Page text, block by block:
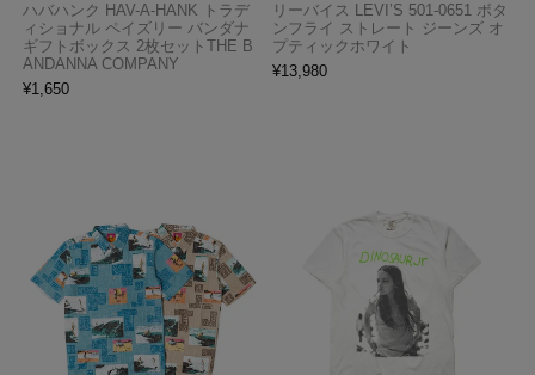
ハバハンク HAV-A-HANK トラデ
ィショナル ペイズリー バンダナ
ギフトボックス 2枚セットTHE B
ANDANNA COMPANY
¥1,650
リーバイス LEVI’S 501-0651 ボタ
ンフライ ストレート ジーンズ オ
プティックホワイト
¥13,980